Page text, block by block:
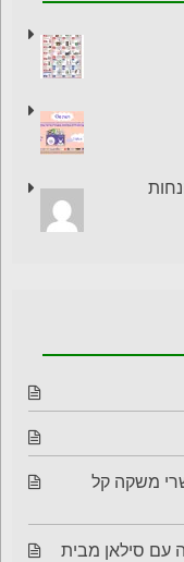
משקה קל
עם סילאן מבית